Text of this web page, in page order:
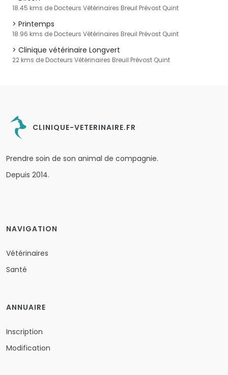
18.45 kms de Docteurs Vétérinaires Breuil Prévost Quint
Printemps
18.96 kms de Docteurs Vétérinaires Breuil Prévost Quint
Clinique vétérinaire Longvert
22 kms de Docteurs Vétérinaires Breuil Prévost Quint
CLINIQUE-VETERINAIRE.FR
Prendre soin de son animal de compagnie.
Depuis 2014.
NAVIGATION
Vétérinaires
Santé
ANNUAIRE
Inscription
Modification